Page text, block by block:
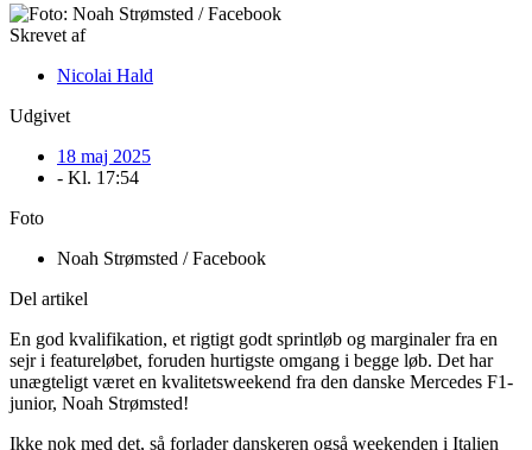
Skrevet af
Nicolai Hald
Udgivet
18 maj 2025
- Kl. 17:54
Foto
Noah Strømsted / Facebook
Del artikel
En god kvalifikation, et rigtigt godt sprintløb og marginaler fra en
sejr i featureløbet, foruden hurtigste omgang i begge løb. Det har
unægteligt været en kvalitetsweekend fra den danske Mercedes F1-
junior, Noah Strømsted!
Ikke nok med det, så forlader danskeren også weekenden i Italien